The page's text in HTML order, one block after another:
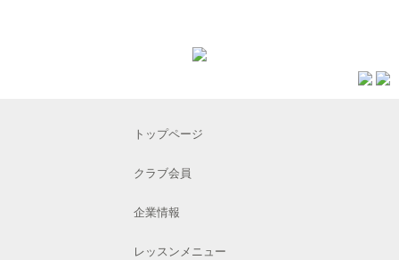
トップページ
クラブ会員
企業情報
レッスンメニュー